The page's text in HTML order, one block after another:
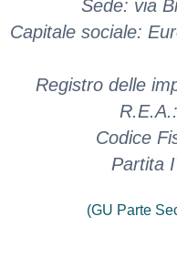
Sede: via
Capitale sociale:
Registro delle
Codice
Partita
(GU Parte